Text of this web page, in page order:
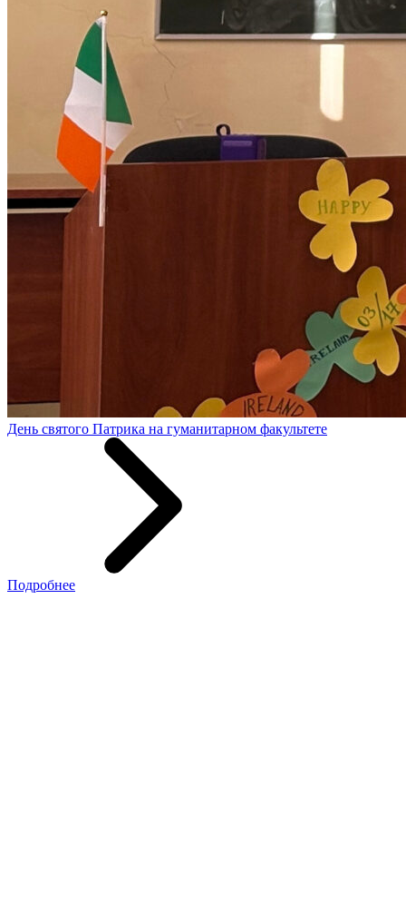
День святого Патрика на гуманитарном факультете
Подробнее